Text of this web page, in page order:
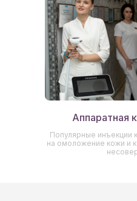
Аппаратная
Популярные инъекции
на омоложение кожи и